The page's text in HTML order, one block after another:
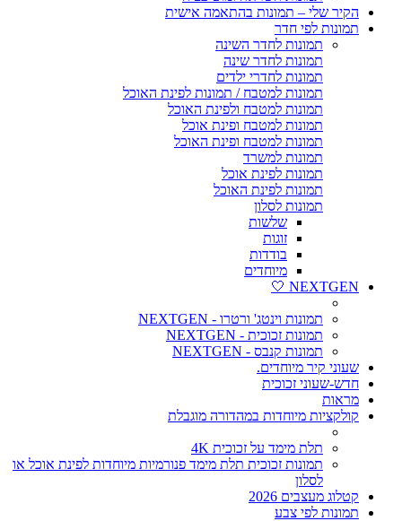
הקיר שלי – תמונות בהתאמה אישית
תמונות לפי חדר
תמונות לחדר השינה
תמונות לחדר שינה
תמונות לחדרי ילדים
תמונות למטבח / תמונות לפינת האוכל
תמונות למטבח ולפינת האוכל
תמונות למטבח ופינת אוכל
תמונות למטבח ופינת האוכל
תמונות למשרד
תמונות לפינת אוכל
תמונות לפינת האוכל
תמונות לסלון
שלשות
זוגות
בודדות
מיוחדים
NEXTGEN 🤍
תמונות וינטג' ורטרו - NEXTGEN
תמונות זכוכית - NEXTGEN
תמונות קנבס - NEXTGEN
שעוני קיר מיוחדים.
חדש-שעוני זכוכית
מראות
קולקציות מיוחדות במהדורה מוגבלת
תלת מימד על זכוכית 4K
תמונות זכוכית תלת מימד פנורמיות מיוחדות לפינת אוכל או
לסלון
קטלוג מעצבים 2026
תמונות לפי צבע